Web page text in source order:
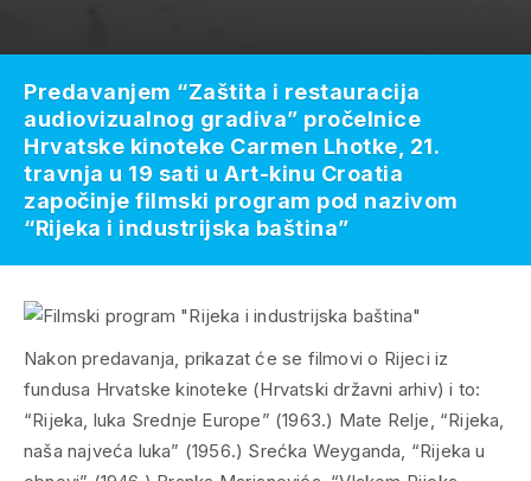
Nakon predavanja, prikazat će se filmovi o Rijeci iz
fundusa Hrvatske kinoteke (Hrvatski državni arhiv) i to:
“Rijeka, luka Srednje Europe” (1963.) Mate Relje, “Rijeka,
naša najveća luka” (1956.) Srećka Weyganda, “Rijeka u
Predavanjem “Zaštita i restauracija
audiovizualnog gradiva” pročelnice
Hrvatske kinoteke Carmen Lhotke, 21.
travnja u 19 sati u Art-kinu Croatia
započinje filmski program pod nazivom
“Rijeka i industrijska baština”